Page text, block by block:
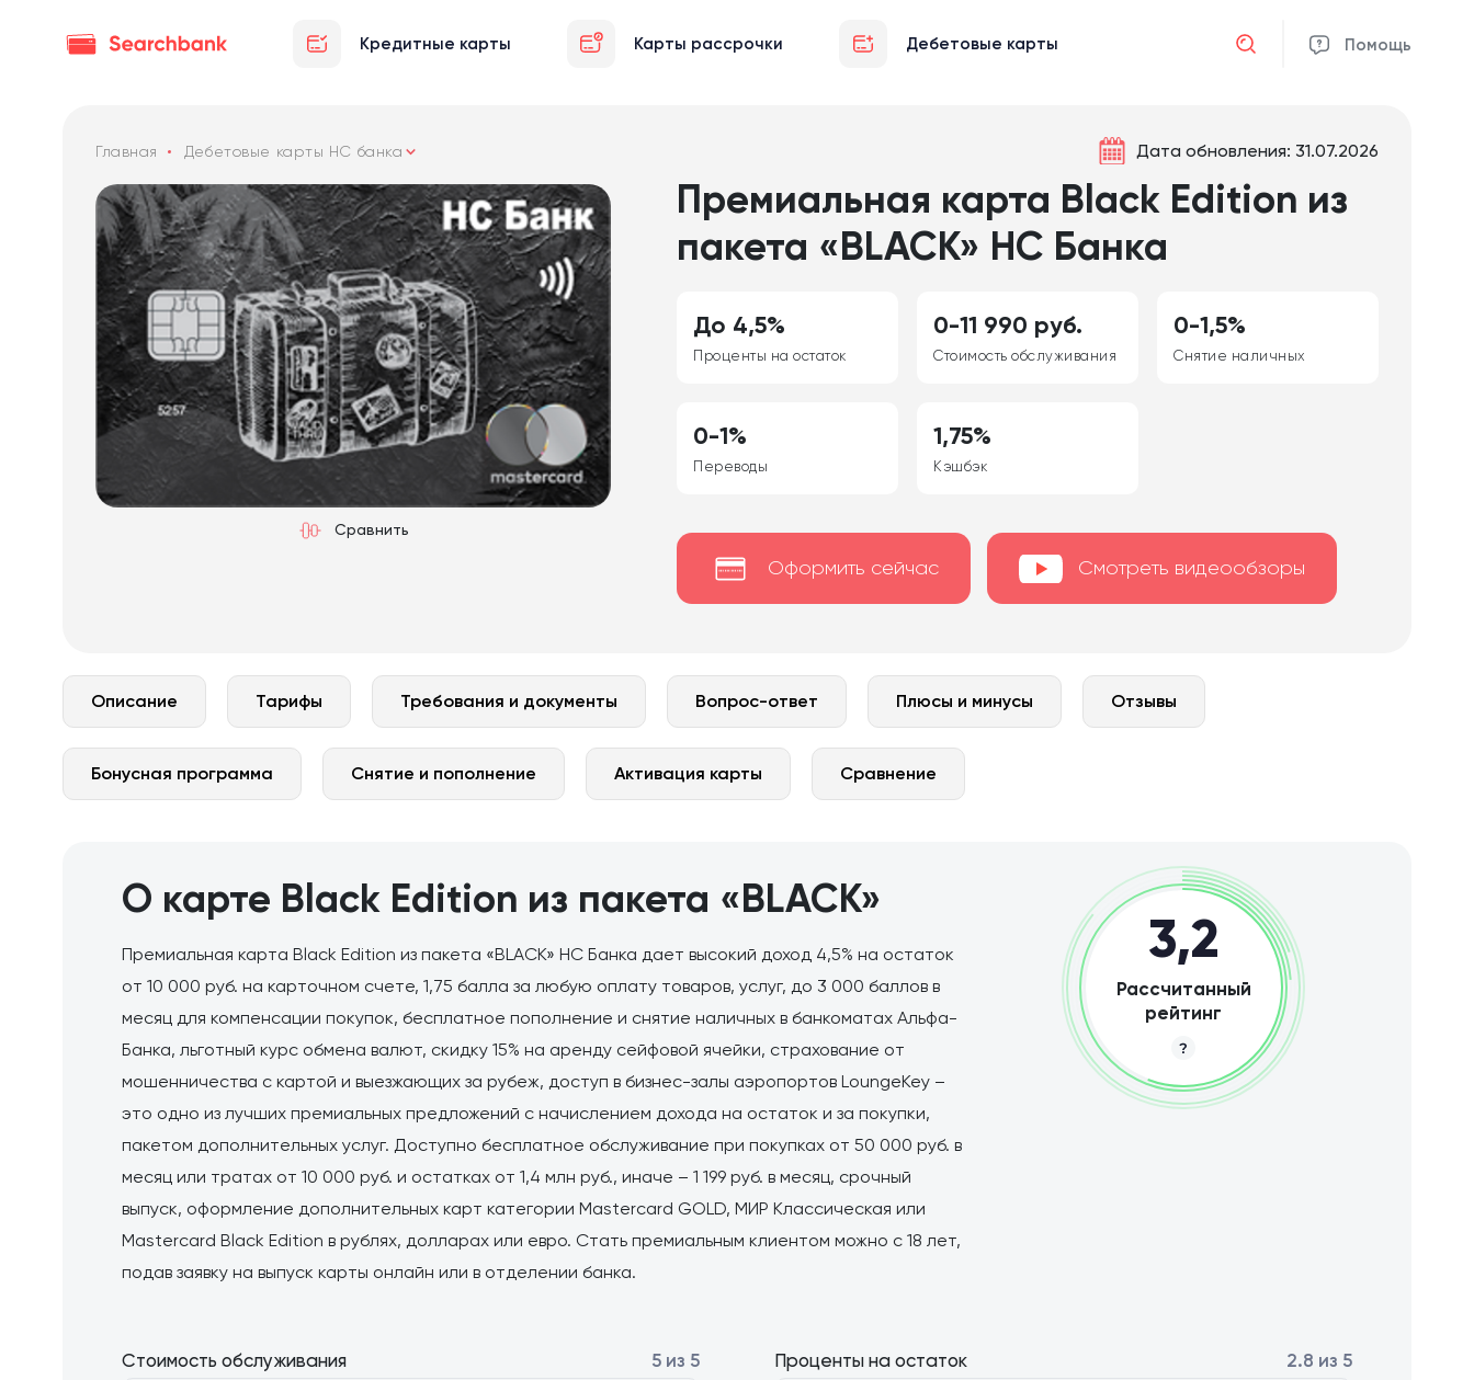
Кредитные карты Карты рассрочки Дебетовые карты Помощь
Отмена
Главная Дебетовые карты НС банка
Сравнить
Дата обновления: 31.07.2026
Премиальная карта Black Edition из
пакета «BLACK» НС Банка
До 4,5%
Проценты на остаток
0-11 990 руб.
Стоимость обслуживания
0-1,5%
Снятие наличных
0-1%
Переводы
1,75%
Кэшбэк
Оформить сейчас Смотреть видеообзоры
Описание Тарифы Требования и документы Вопрос-ответ Плюсы и минусы Отзывы
Бонусная программа Снятие и пополнение Активация карты Сравнение
О карте Black Edition из пакета «BLACK»
Премиальная карта Black Edition из пакета «BLACK» НС Банка дает высокий доход 4,5% на остаток
от 10 000 руб. на карточном счете, 1,75 балла за любую оплату товаров, услуг, до 3 000 баллов в
месяц для компенсации покупок, бесплатное пополнение и снятие наличных в банкоматах Альфа-
Банка, льготный курс обмена валют, скидку 15% на аренду сейфовой ячейки, страхование от
мошенничества с картой и выезжающих за рубеж, доступ в бизнес-залы аэропортов LoungeKey –
это одно из лучших премиальных предложений с начислением дохода на остаток и за покупки,
пакетом дополнительных услуг. Доступно бесплатное обслуживание при покупках от 50 000 руб. в
месяц или тратах от 10 000 руб. и остатках от 1,4 млн руб., иначе – 1 199 руб. в месяц, срочный
выпуск, оформление дополнительных карт категории Masterсard GOLD, МИР Классическая или
Masterсard Black Edition в рублях, долларах или евро. Стать премиальным клиентом можно с 18 лет,
подав заявку на выпуск карты онлайн или в отделении банка.
Проценты на остаток 2.8 из 5
Стоимость обслуживания 5 из 5
3,2
Рассчитанный
рейтинг